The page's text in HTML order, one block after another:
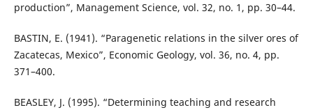
production”, Management Science, vol. 32, no. 1, pp. 30–44.
BASTIN, E. (1941). “Paragenetic relations in the silver ores of
Zacatecas, Mexico”, Economic Geology, vol. 36, no. 4, pp.
371–400.
BEASLEY, J. (1995). “Determining teaching and research